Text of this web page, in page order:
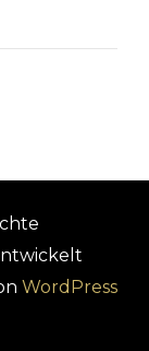
WordPress